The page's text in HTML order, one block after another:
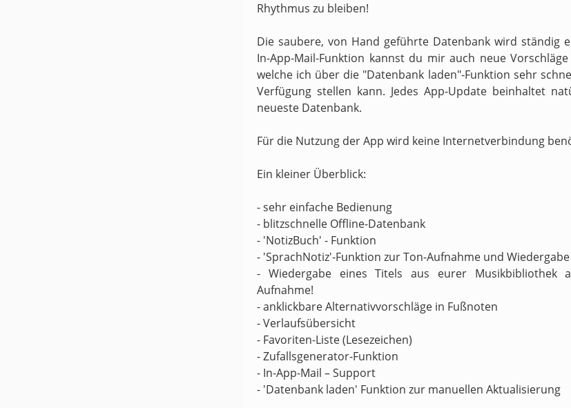
Rhythmus zu bleiben!
Die saubere, von Hand geführte Datenbank wird ständig
In-App-Mail-Funktion kannst du mir auch neue
welche ich über die "Datenbank laden"-Funktion sehr
Verfügung stellen kann. Jedes App-Update beinhaltet
neueste Datenbank.
Für die Nutzung der App wird keine Internetverbindung
Ein kleiner Überblick:
- sehr einfache Bedienung
- blitzschnelle Offline-Datenbank
- 'NotizBuch' - Funktion
- 'SprachNotiz'-Funktion zur Ton-Aufnahme und Wiedergabe
- Wiedergabe eines Titels aus eurer Musikbibliothek
Aufnahme!
- anklickbare Alternativvorschläge in Fußnoten
- Verlaufsübersicht
- Favoriten-Liste (Lesezeichen)
- Zufallsgenerator-Funktion
- In-App-Mail – Support
- 'Datenbank laden' Funktion zur manuellen Aktualisierung